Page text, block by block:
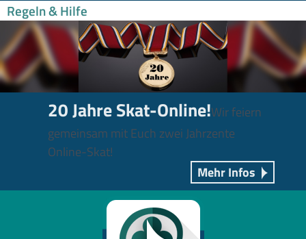
Regeln & Hilfe
20 Jahre Skat-Online!Wir feiern
gemeinsam mit Euch zwei Jahrzente
Online-Skat!
Mehr Infos